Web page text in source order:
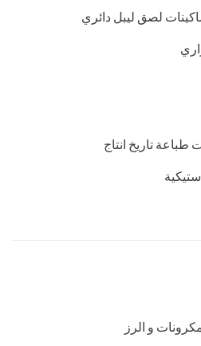
لصق ليبل دائري
طباعة تاريخ انتاج
و الرز